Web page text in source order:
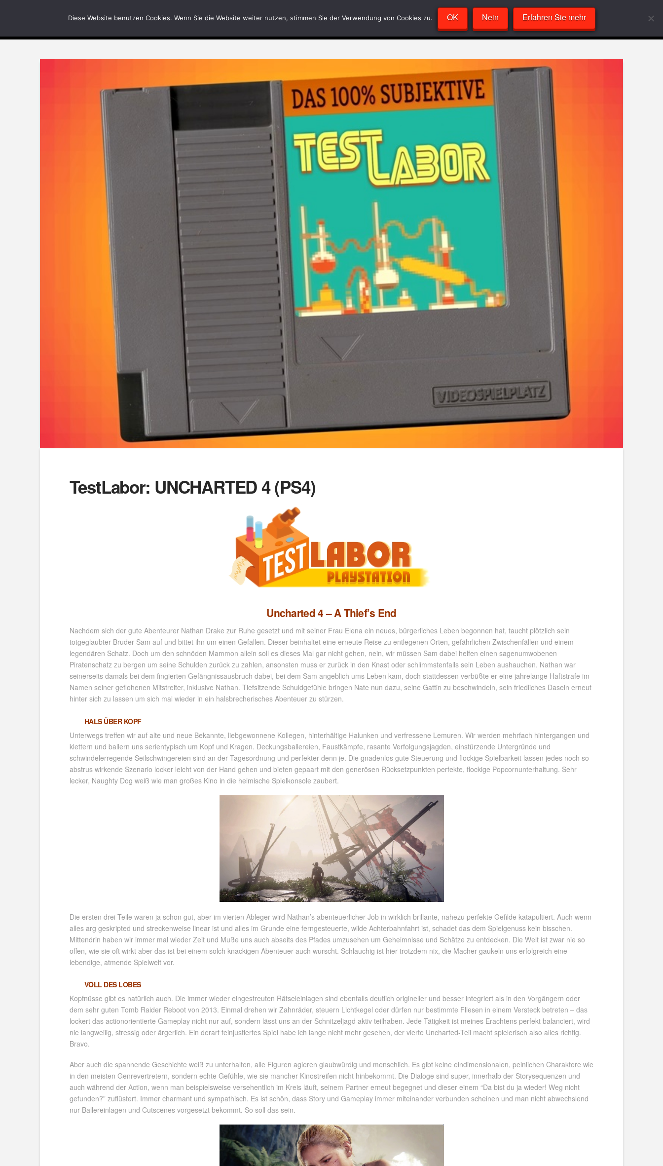
News BilderBlödsinn Geschriebenes RätselEcke Test-Labor VideoPlayer Sandcast
TestLabor: UNCHARTED 4 (PS4)
Uncharted 4 – A Thief’s End
Nachdem sich der gute Abenteurer Nathan Drake zur Ruhe gesetzt und mit seiner Frau Elena ein neues, bürgerliches Leben begonnen hat, taucht plötzlich sein
totgeglaubter Bruder Sam auf und bittet ihn um einen Gefallen. Dieser beinhaltet eine erneute Reise zu entlegenen Orten, gefährlichen Zwischenfällen und einem
legendären Schatz. Doch um den schnöden Mammon allein soll es dieses Mal gar nicht gehen, nein, wir müssen Sam dabei helfen einen sagenumwobenen
Piratenschatz zu bergen um seine Schulden zurück zu zahlen, ansonsten muss er zurück in den Knast oder schlimmstenfalls sein Leben aushauchen. Nathan war
seinerseits damals bei dem fingierten Gefängnissausbruch dabei, bei dem Sam angeblich ums Leben kam, doch stattdessen verbüßte er eine jahrelange Haftstrafe im
Namen seiner geflohenen Mitstreiter, inklusive Nathan. Tiefsitzende Schuldgefühle bringen Nate nun dazu, seine Gattin zu beschwindeln, sein friedliches Dasein erneut
hinter sich zu lassen um sich mal wieder in ein halsbrecherisches Abenteuer zu stürzen.
HALS ÜBER KOPF
Unterwegs treffen wir auf alte und neue Bekannte, liebgewonnene Kollegen, hinterhältige Halunken und verfressene Lemuren. Wir werden mehrfach hintergangen und
klettern und ballern uns serientypisch um Kopf und Kragen. Deckungsballereien, Faustkämpfe, rasante Verfolgungsjagden, einstürzende Untergründe und
schwindelerregende Seilschwingereien sind an der Tagesordnung und perfekter denn je. Die gnadenlos gute Steuerung und flockige Spielbarkeit lassen jedes noch so
abstrus wirkende Szenario locker leicht von der Hand gehen und bieten gepaart mit den generösen Rücksetzpunkten perfekte, flockige Popcornunterhaltung. Sehr
lecker, Naughty Dog weiß wie man großes Kino in die heimische Spielkonsole zaubert.
Die ersten drei Teile waren ja schon gut, aber im vierten Ableger wird Nathan’s abenteuerlicher Job in wirklich brillante, nahezu perfekte Gefilde katapultiert. Auch wenn
alles arg geskripted und streckenweise linear ist und alles im Grunde eine ferngesteuerte, wilde Achterbahnfahrt ist, schadet das dem Spielgenuss kein bisschen.
Mittendrin haben wir immer mal wieder Zeit und Muße uns auch abseits des Pfades umzusehen um Geheimnisse und Schätze zu entdecken. Die Welt ist zwar nie so
offen, wie sie oft wirkt aber das ist bei einem solch knackigen Abenteuer auch wurscht. Schlauchig ist hier trotzdem nix, die Macher gaukeln uns erfolgreich eine
lebendige, atmende Spielwelt vor.
VOLL DES LOBES
Kopfnüsse gibt es natürlich auch. Die immer wieder eingestreuten Rätseleinlagen sind ebenfalls deutlich origineller und besser integriert als in den Vorgängern oder
dem sehr guten Tomb Raider Reboot von 2013. Einmal drehen wir Zahnräder, steuern Lichtkegel oder dürfen nur bestimmte Fliesen in einem Versteck betreten – das
lockert das actionorientierte Gameplay nicht nur auf, sondern lässt uns an der Schnitzeljagd aktiv teilhaben. Jede Tätigkeit ist meines Erachtens perfekt balanciert, wird
nie langweilig, stressig oder ärgerlich. Ein derart feinjustiertes Spiel habe ich lange nicht mehr gesehen, der vierte Uncharted-Teil macht spielerisch also alles richtig.
Bravo.
Aber auch die spannende Geschichte weiß zu unterhalten, alle Figuren agieren glaubwürdig und menschlich. Es gibt keine eindimensionalen, peinlichen Charaktere wie
in den meisten Genrevertretern, sondern echte Gefühle, wie sie mancher Kinostreifen nicht hinbekommt. Die Dialoge sind super, innerhalb der Storysequenzen und
auch während der Action, wenn man beispielsweise versehentlich im Kreis läuft, seinem Partner erneut begegnet und dieser einem “Da bist du ja wieder! Weg nicht
gefunden?” zuflüstert. Immer charmant und sympathisch. Es ist schön, dass Story und Gameplay immer miteinander verbunden scheinen und man nicht abwechslend
nur Ballereinlagen und Cutscenes vorgesetzt bekommt. So soll das sein.
Diese Website benutzen Cookies. Wenn Sie die Website weiter nutzen, stimmen Sie der Verwendung von Cookies zu. OK Nein Erfahren Sie mehr